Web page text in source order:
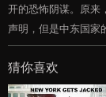
开的恐怖阴谋。原来
声明，但是中东国家
猜你喜欢